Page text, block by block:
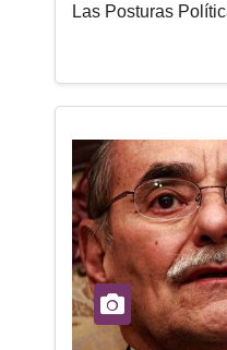
Las Posturas